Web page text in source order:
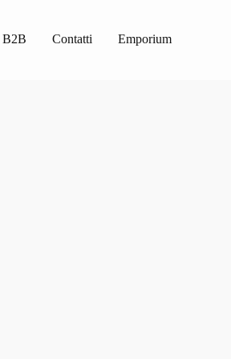
B2B Contatti Emporium